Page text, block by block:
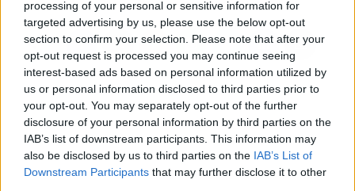
processing of your personal or sensitive information for
targeted advertising by us, please use the below opt-out
section to confirm your selection. Please note that after your
opt-out request is processed you may continue seeing
interest-based ads based on personal information utilized by
us or personal information disclosed to third parties prior to
your opt-out. You may separately opt-out of the further
disclosure of your personal information by third parties on the
IAB’s list of downstream participants. This information may
also be disclosed by us to third parties on the IAB’s List of
Downstream Participants that may further disclose it to other